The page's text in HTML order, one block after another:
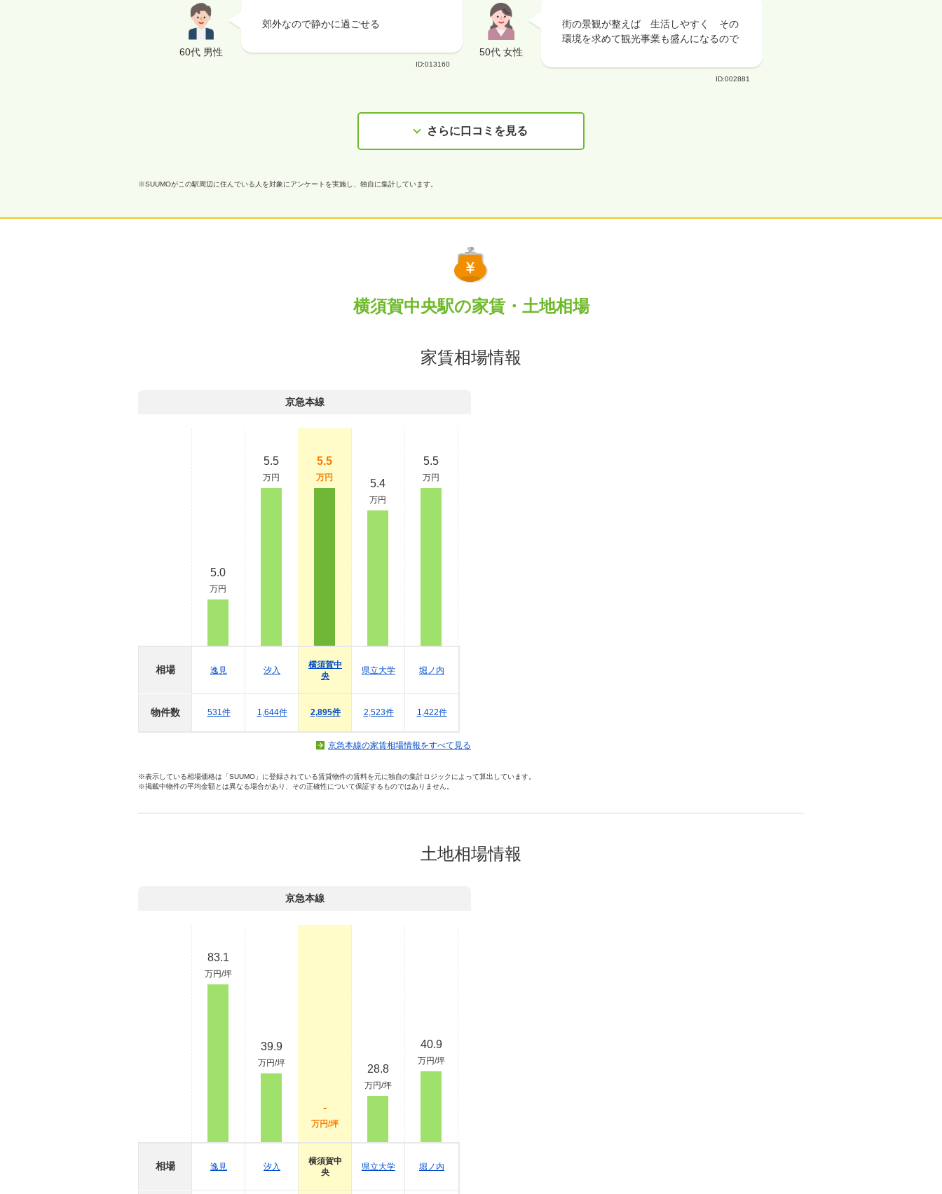
60代 男性
郊外なので静かに過ごせる
ID:013160
50代 女性
街の景観が整えば 生活しやすく その
環境を求めて観光事業も盛んになるので
ID:002881
さらに口コミを見る
※SUUMOがこの駅周辺に住んでいる人を対象にアンケートを実施し、独自に集計しています。
横須賀中央駅の家賃・土地相場
家賃相場情報
京急本線
相場
物件数
5.0
万円
逸見
531件
5.5
万円
汐入
1,644件
5.5
万円
横須賀中
央
2,895件
5.4
万円
県立大学
2,523件
5.5
万円
堀ノ内
1,422件
京急本線の家賃相場情報をすべて見る
※表示している相場価格は「SUUMO」に登録されている賃貸物件の賃料を元に独自の集計ロジックによって算出しています。
※掲載中物件の平均金額とは異なる場合があり、その正確性について保証するものではありません。
土地相場情報
京急本線
相場
83.1
万円/坪
逸見
39.9
万円/坪
汐入
-
万円/坪
横須賀中
央
28.8
万円/坪
県立大学
40.9
万円/坪
堀ノ内